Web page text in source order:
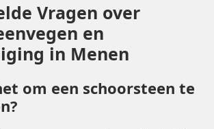
Vragen over
en
in Menen
om een schoorsteen te